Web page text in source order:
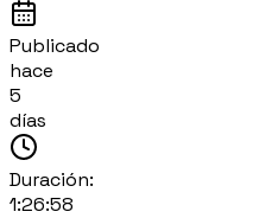
Publicado
hace
5
días
Duración:
1:26:58